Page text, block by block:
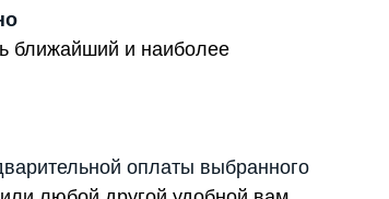
ближайший и наиболее
оплаты выбранного